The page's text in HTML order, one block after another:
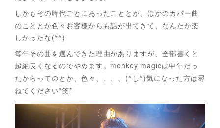
しかもその時代ごとにあったこととか、ほかのカバー曲
のこととか色々お客様からも話が出てきて、なんだか楽
しかったな(^^)
毎年その曲を選んできた理由がありますが、全部書くと
超絶長くなるのでやめます。monkey magicは申年だっ
たからってのとか、色々、、、、(^し^)気になった方は尋
ねてください*笑*